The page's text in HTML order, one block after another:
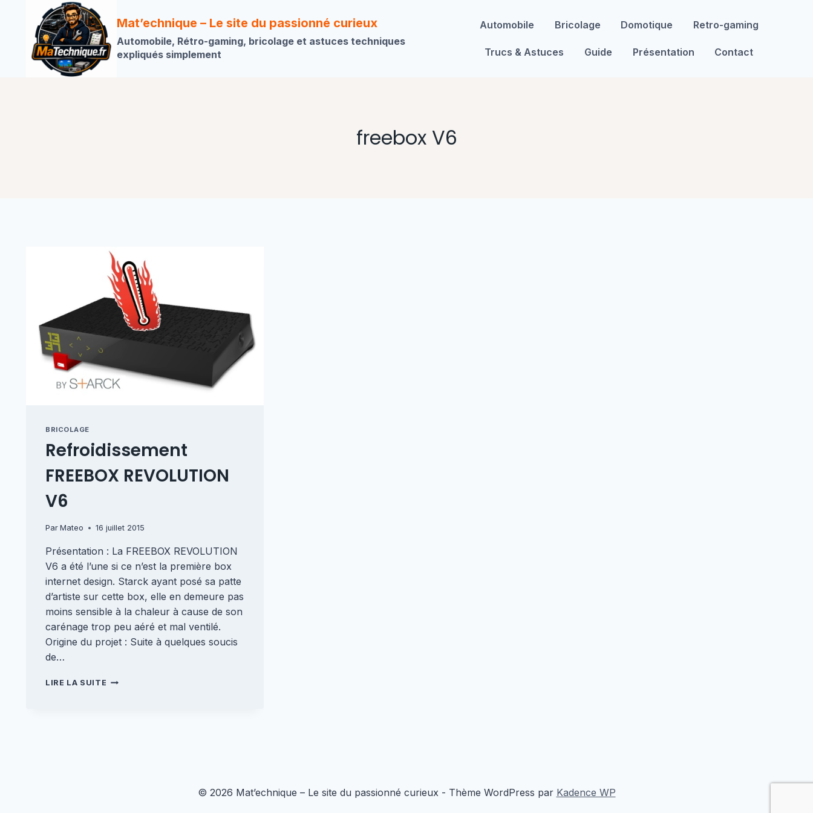
contenu
Mat’echnique – Le site du passionné curieux
Automobile, Rétro-gaming, bricolage et astuces techniques
expliqués simplement
Automobile Bricolage Domotique Retro-gaming
Trucs & Astuces Guide Présentation Contact
freebox V6
BRICOLAGE
Refroidissement
FREEBOX REVOLUTION
V6
Par Mateo 16 juillet 2015
Présentation : La FREEBOX REVOLUTION
V6 a été l’une si ce n’est la première box
internet design. Starck ayant posé sa patte
d’artiste sur cette box, elle en demeure pas
moins sensible à la chaleur à cause de son
carénage trop peu aéré et mal ventilé.
Origine du projet : Suite à quelques soucis
de…
LIRE LA SUITE REFROIDISSEMENT
© 2026 Mat’echnique – Le site du passionné curieux - Thème WordPress par Kadence WP